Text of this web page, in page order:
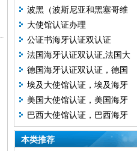
证
波黑（波斯尼亚和黑塞哥维
那）海牙认证双认证
大使馆认证办理
公证书海牙认证双认证
法国海牙认证双认证,法国大
使馆认证,法国认证
德国海牙认证双认证，德国
大使馆认证
埃及大使馆认证，埃及海牙
认证双认证
美国大使馆认证，美国海牙
认证双认证
巴西大使馆认证，巴西海牙
认证双认证
本类推荐